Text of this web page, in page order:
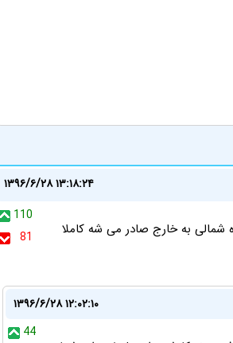
۱۳۹۶/۶/۲۸ ۱۳:۱۸:۲۴
110
81
اخباری که از داخل کره شمالی به خارج صادر می شه کاملا
۱۳۹۶/۶/۲۸ ۱۲:۰۲:۱۰
44